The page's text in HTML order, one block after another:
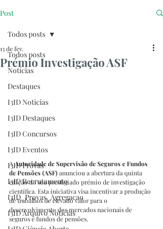
Post
Todos posts
Notícias
Destaques
I3ID Noticias
I3ID Destaques
I3ID Concursos
I3ID Eventos
I3ID Provas
I3ID Recrutamento
I3ID_Provas_Agregacao
I3ID Arquivo Notícias
Todos posts
Prémio Investigação ASF
13 de fev.
A Autoridade de Supervisão de Seguros e Fundos
de Pensões (ASF) anunciou a abertura da quinta
edição do seu prestigiado prémio de investigação
científica. Esta iniciativa visa incentivar a produção
de trabalhos de elevado valor para o
desenvolvimento dos mercados nacionais de
seguros e fundos de pensões.